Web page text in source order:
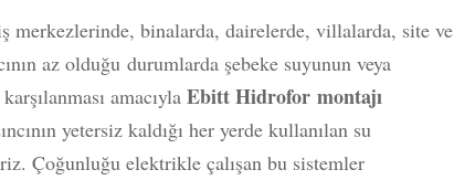
merkezlerinde, binalarda, dairelerde, villalarda, site ve
az olduğu durumlarda şebeke suyunun veya
amacıylaEbitt Hidrofor montajı
yetersiz kaldığı her yerde kullanılan su
Çoğunluğu elektrikle çalışan bu sistemler